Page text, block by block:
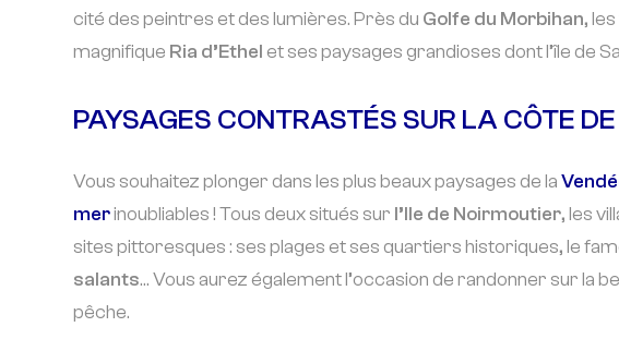
cité des peintres et des lumières. Près du Golfe du Morbihan,
magnifique Ria d’Ethel et ses paysages grandioses dont l’île de
PAYSAGES CONTRASTÉS SUR LA CÔTE
Vous souhaitez plonger dans les plus beaux paysages de la
merinoubliables ! Tous deux situés sur l’Ile de Noirmoutier, les
sites pittoresques : ses plages et ses quartiers historiques, le
salants… Vous aurez également l’occasion de randonner sur la
pêche.